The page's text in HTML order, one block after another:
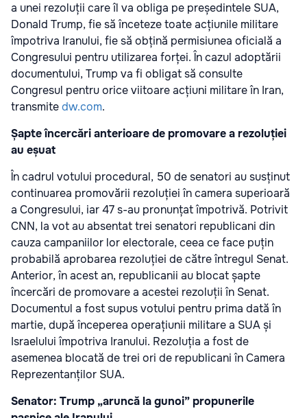
a unei rezoluții care îl va obliga pe președintele SUA,
Donald Trump, fie să înceteze toate acțiunile militare
împotriva Iranului, fie să obțină permisiunea oficială a
Congresului pentru utilizarea forței. În cazul adoptării
documentului, Trump va fi obligat să consulte
Congresul pentru orice viitoare acțiuni militare în Iran,
transmitedw.com.
Șapte încercări anterioare de promovare a rezoluției
au eșuat
În cadrul votului procedural, 50 de senatori au susținut
continuarea promovării rezoluției în camera superioară
a Congresului, iar 47 s-au pronunțat împotrivă. Potrivit
CNN, la vot au absentat trei senatori republicani din
cauza campaniilor lor electorale, ceea ce face puțin
probabilă aprobarea rezoluției de către întregul Senat.
Anterior, în acest an, republicanii au blocat șapte
încercări de promovare a acestei rezoluții în Senat.
Documentul a fost supus votului pentru prima dată în
martie, după începerea operațiunii militare a SUA și
Israelului împotriva Iranului. Rezoluția a fost de
asemenea blocată de trei ori de republicani în Camera
Reprezentanților SUA.
Senator: Trump „aruncă la gunoi” propunerile